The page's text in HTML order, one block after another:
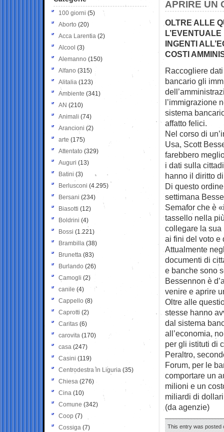
APRIRE UN
OLTRE ALLE
INGENTI
COSTI
Raccogliere
bancario gli
l’immigrazione
sistema
affatto felici.
Nel corso di
Usa, Scott
farebbero
i dati sulla
hanno il diritto
Di questo
settimana
Semafor che è
tassello nella
collegare la sua
ai fini del voto e
Attualmente
documenti di
e banche sono
Bessennon è
venire e aprire
Oltre alle
stesse hanno
dal sistema
all’economia,
per gli istituti di
Peraltro,
Forum, per le
comportare un
milioni e un
miliardi di
(da agenzie)
This entry was posted
100 giorni (5)
Aborto (20)
Acca Larentia (2)
Alcool (3)
Alemanno (150)
Alfano (315)
Alitalia (123)
Ambiente (341)
AN (210)
Animali (74)
Arancioni (2)
arte (175)
Attentato (329)
Auguri (13)
Batini (3)
Berlusconi (4.295)
Bersani (234)
Biasotti (12)
Boldrini (4)
Bossi (1.221)
Brambilla (38)
Brunetta (83)
Burlando (26)
Camogli (2)
canile (4)
Cappello (8)
Caprotti (2)
Caritas (6)
carovita (170)
casa (247)
Casini (119)
Centrodestra in Liguria (35)
Chiesa (276)
Cina (10)
Comune (342)
Coop (7)
Cossiga (7)